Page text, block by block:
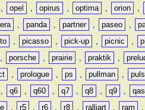
, opel , opirus , optima , orion ,
, panda , partner , paseo ,
, picasso , pick-up , picnic ,
, porsche , prairie , praktik ,
, prologue , ps , pullman ,
, q6 , q60 , q7 , q8 , q9 ,
, r5 , r6 , r8 , ralliart , ram ,